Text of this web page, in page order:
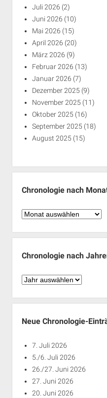
Juli 2026 (2)
Juni 2026 (10)
Mai 2026 (15)
April 2026 (20)
März 2026 (9)
Februar 2026 (13)
Januar 2026 (7)
Dezember 2025 (9)
November 2025 (11)
Oktober 2025 (16)
September 2025 (18)
August 2025 (15)
Chronologie nach
Chronologie
Monaten
Chronologie nach
Chronologie
Jahren
Neue Chronologie-
7. Juli 2026
5./6. Juli 2026
26./27. Juni 2026
27. Juni 2026
20. Juni 2026